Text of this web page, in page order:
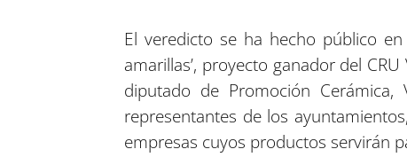
El veredicto se ha hecho público
amarillas’, proyecto ganador del
diputado de Promoción
representantes de los
empresas cuyos productos servirán